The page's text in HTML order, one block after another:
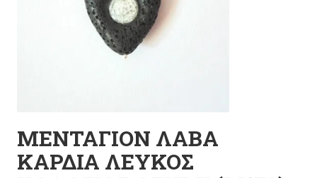
ΜΕΝΤΑΓΙΟΝ ΛΑΒΑ
ΚΑΡΔΙΑ ΛΕΥΚΟΣ